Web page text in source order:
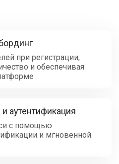
при регистрации,
и обеспечивая
аутентификация
с помощью
и мгновенной